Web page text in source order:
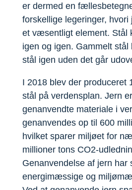
er dermed en
forskellige legeringer, hvori
et væsentligt element. Stål
igen og igen. Gammelt stål
stål igen uden det går
I 2018 blev der produceret
stål på verdensplan. Jern
genanvendte materiale i
genanvendes op til 600
hvilket sparer miljøet for
millioner tons CO2-
Genanvendelse af jern har
energimæssige og